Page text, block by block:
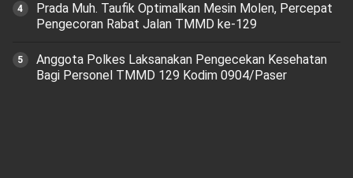
Prada Muh. Taufik Optimalkan Mesin Molen, Percepat
Pengecoran Rabat Jalan TMMD ke-129
Anggota Polkes Laksanakan Pengecekan Kesehatan
Bagi Personel TMMD 129 Kodim 0904/Paser